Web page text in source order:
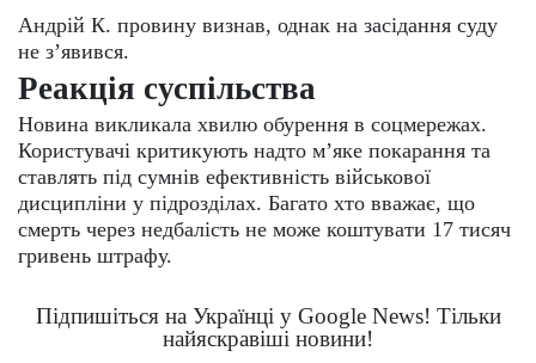
Андрій К. провину визнав, однак на засідання суду
не з’явився.
Реакція суспільства
Новина викликала хвилю обурення в соцмережах.
Користувачі критикують надто м’яке покарання та
ставлять під сумнів ефективність військової
дисципліни у підрозділах. Багато хто вважає, що
смерть через недбалість не може коштувати 17 тисяч
гривень штрафу.
Підпишіться на Українці у Google News! Тільки
найяскравіші новини!